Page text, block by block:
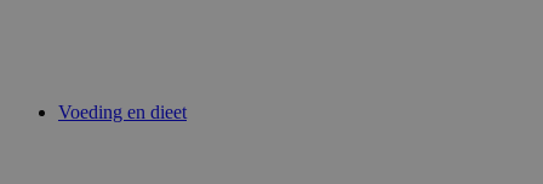
Voeding en dieet